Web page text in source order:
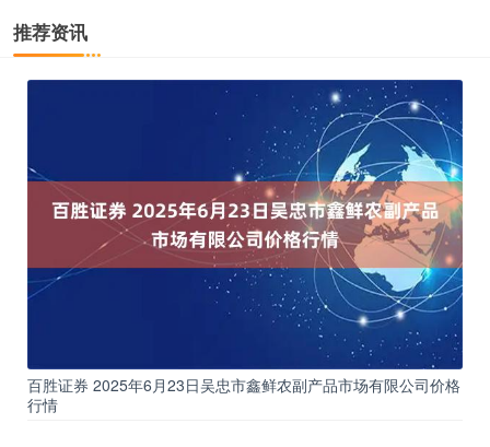
推荐资讯
百胜证券 2025年6月23日吴忠市鑫鲜农副产品市场有限公司价格
行情